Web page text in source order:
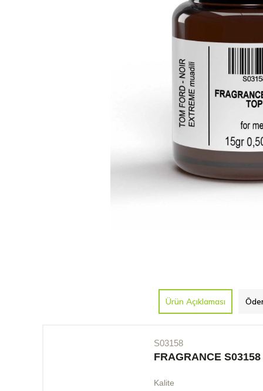
Ürün Açıklaması
S03158
FRAGRANCE S03158
Kalite